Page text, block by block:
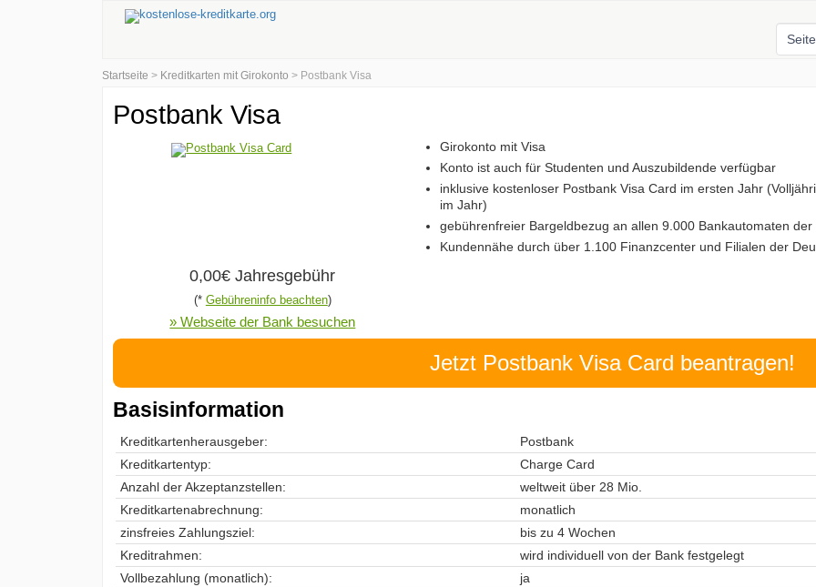
Startseite > Kreditkarten mit Girokonto > Postbank Visa
Postbank Visa
0,00€ Jahresgebühr
(* Gebühreninfo beachten)
» Webseite der Bank besuchen
Girokonto mit Visa
Konto ist auch für Studenten und Auszubildende verfügbar
inklusive kostenloser Postbank Visa Card im ersten Jahr
im Jahr)
gebührenfreier Bargeldbezug an allen 9.000 Bankautomaten der
Kundennähe durch über 1.100 Finanzcenter und Filialen der
Jetzt Postbank Visa Card beantragen!
Basisinformation
Kreditkartenherausgeber:
Postbank
Kreditkartentyp:
Charge Card
Anzahl der Akzeptanzstellen:
weltweit über 28 Mio.
Kreditkartenabrechnung:
monatlich
zinsfreies Zahlungsziel:
bis zu 4 Wochen
Kreditrahmen:
wird individuell von der Bank festgelegt
Vollbezahlung (monatlich):
ja